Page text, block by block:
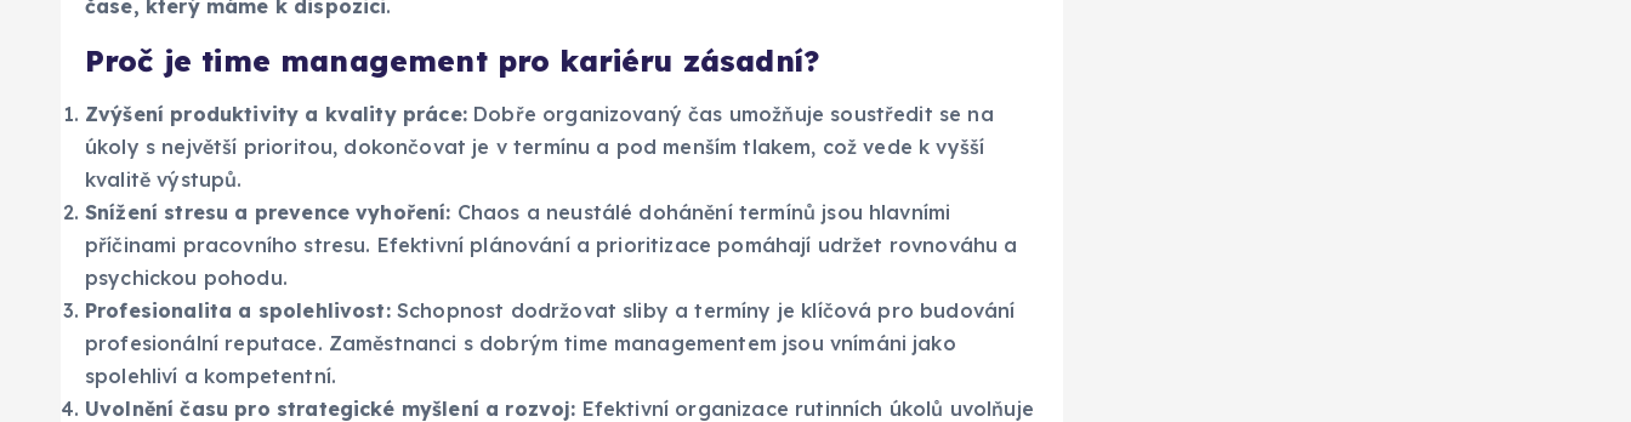
čase, který máme k dispozici.
Proč je time management pro kariéru zásadní?
Zvýšení produktivity a kvality práce:Dobře organizovaný čas umožňuje soustředit se na
úkoly s největší prioritou, dokončovat je v termínu a pod menším tlakem, což vede k vyšší
kvalitě výstupů.
Snížení stresu a prevence vyhoření: Chaos a neustálé dohánění termínů jsou hlavními
příčinami pracovního stresu. Efektivní plánování a prioritizace pomáhají udržet rovnováhu a
psychickou pohodu.
Profesionalita a spolehlivost:Schopnost dodržovat sliby a termíny je klíčová pro budování
profesionální reputace. Zaměstnanci s dobrým time managementem jsou vnímáni jako
spolehliví a kompetentní.
Uvolnění času pro strategické myšlení a rozvoj: Efektivní organizace rutinních úkolů uvolňuje